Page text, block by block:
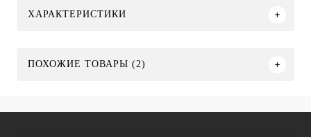
ХАРАКТЕРИСТИКИ
ПОХОЖИЕ ТОВАРЫ (2)